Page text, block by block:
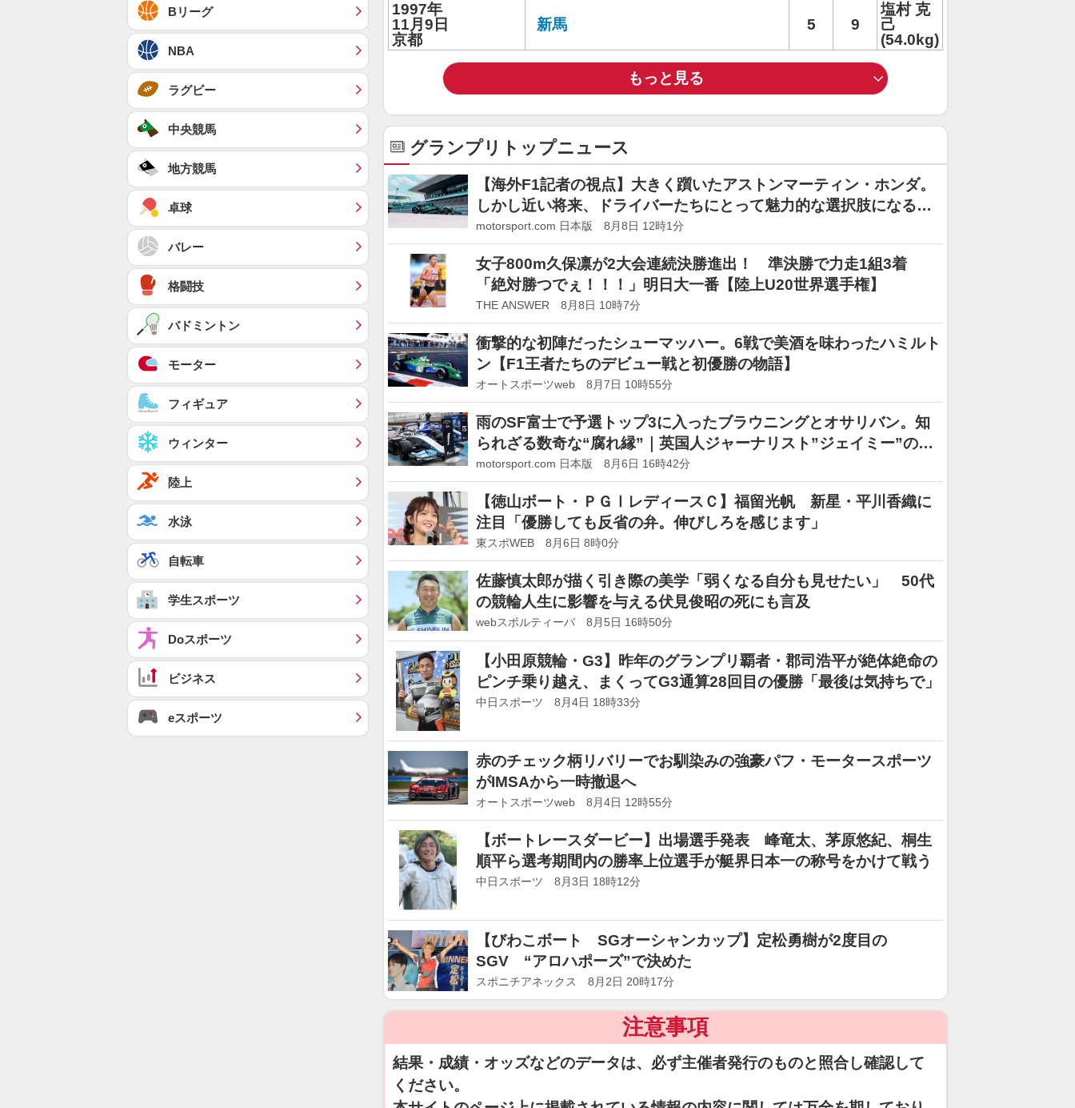
1997年
11月9日
京都
新馬 5 9
塩村 克
己
(54.0kg)
もっと見る
グランプリトップニュース
【海外F1記者の視点】大きく躓いたアストンマーティン・ホンダ。
しかし近い将来、ドライバーたちにとって魅力的な選択肢になる可
能性
motorsport.com 日本版 8月8日 12時1分
女子800m久保凛が2大会連続決勝進出！ 準決勝で力走1組3着
「絶対勝つでぇ！！！」明日大一番【陸上U20世界選手権】
THE ANSWER 8月8日 10時7分
衝撃的な初陣だったシューマッハー。6戦で美酒を味わったハミルト
ン【F1王者たちのデビュー戦と初優勝の物語】
オートスポーツweb 8月7日 10時55分
雨のSF富士で予選トップ3に入ったブラウニングとオサリバン。知
られざる数奇な“腐れ縁”｜英国人ジャーナリスト”ジェイミー”の日
本レース探訪記
motorsport.com 日本版 8月6日 16時42分
【徳山ボート・ＰＧⅠレディースＣ】福留光帆 新星・平川香織に
注目「優勝しても反省の弁。伸びしろを感じます」
東スポWEB 8月6日 8時0分
佐藤慎太郎が描く引き際の美学「弱くなる自分も見せたい」 50代
の競輪人生に影響を与える伏見俊昭の死にも言及
webスポルティーバ 8月5日 16時50分
【小田原競輪・G3】昨年のグランプリ覇者・郡司浩平が絶体絶命の
ピンチ乗り越え、まくってG3通算28回目の優勝「最後は気持ちで」
中日スポーツ 8月4日 18時33分
赤のチェック柄リバリーでお馴染みの強豪パフ・モータースポーツ
がIMSAから一時撤退へ
オートスポーツweb 8月4日 12時55分
【ボートレースダービー】出場選手発表 峰竜太、茅原悠紀、桐生
順平ら選考期間内の勝率上位選手が艇界日本一の称号をかけて戦う
中日スポーツ 8月3日 18時12分
【びわこボート SGオーシャンカップ】定松勇樹が2度目の
SGV “アロハポーズ”で決めた
スポニチアネックス 8月2日 20時17分
注意事項
結果・成績・オッズなどのデータは、必ず主催者発行のものと照合し確認して
ください。
Bリーグ
NBA
ラグビー
中央競馬
地方競馬
卓球
バレー
格闘技
バドミントン
モーター
フィギュア
ウィンター
陸上
水泳
自転車
学生スポーツ
Doスポーツ
ビジネス
eスポーツ